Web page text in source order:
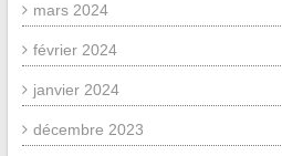
mars 2024
février 2024
janvier 2024
décembre 2023